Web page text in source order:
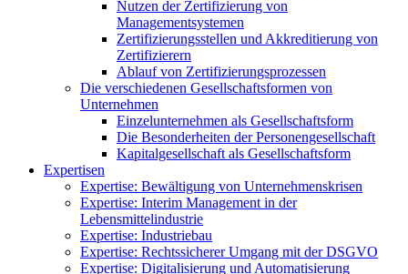
Nutzen der Zertifizierung von
Managementsystemen
Zertifizierungsstellen und Akkreditierung von
Zertifizierern
Ablauf von Zertifizierungsprozessen
Die verschiedenen Gesellschaftsformen von
Unternehmen
Einzelunternehmen als Gesellschaftsform
Die Besonderheiten der Personengesellschaft
Kapitalgesellschaft als Gesellschaftsform
Expertisen
Expertise: Bewältigung von Unternehmenskrisen
Expertise: Interim Management in der
Lebensmittelindustrie
Expertise: Industriebau
Expertise: Rechtssicherer Umgang mit der DSGVO
Expertise: Digitalisierung und Automatisierung